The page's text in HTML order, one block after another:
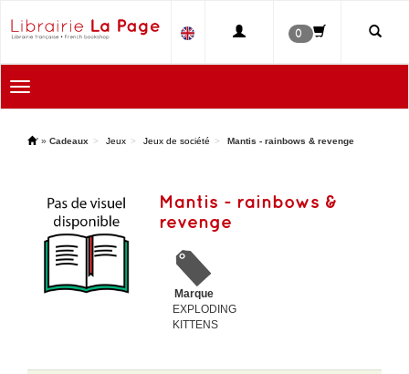
0
Toggle
navigation
' » Cadeaux Jeux Jeux de société Mantis - rainbows & revenge
Mantis - rainbows &
revenge
Marque
EXPLODING
KITTENS